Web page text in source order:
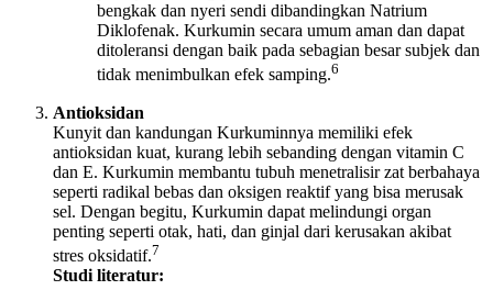
bengkak dan nyeri sendi dibandingkan Natrium
Diklofenak. Kurkumin secara umum aman dan dapat
ditoleransi dengan baik pada sebagian besar subjek dan
tidak menimbulkan efek samping.6
Antioksidan
Kunyit dan kandungan Kurkuminnya memiliki efek
antioksidan kuat, kurang lebih sebanding dengan vitamin C
dan E. Kurkumin membantu tubuh menetralisir zat berbahaya
seperti radikal bebas dan oksigen reaktif yang bisa merusak
sel. Dengan begitu, Kurkumin dapat melindungi organ
penting seperti otak, hati, dan ginjal dari kerusakan akibat
stres oksidatif.7
Studi literatur: